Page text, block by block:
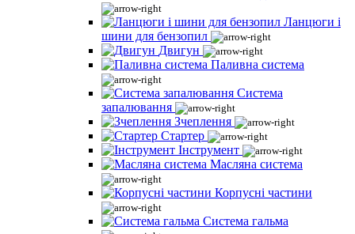
Ланцюги і
шини для бензопил
Двигун
Паливна система
Система
запалювання
Зчеплення
Стартер
Інструмент
Масляна система
Корпусні частини
Система гальма